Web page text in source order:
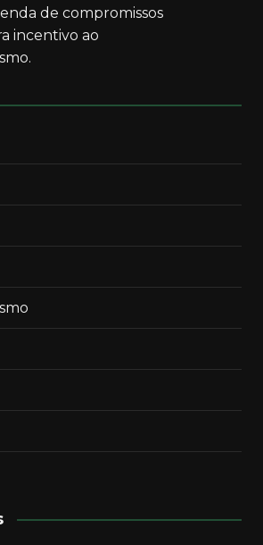
de compromissos
incentivo ao